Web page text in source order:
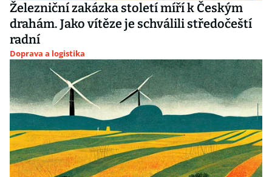
Železniční zakázka století míří k Českým
drahám. Jako vítěze je schválili středočeští
radní
Doprava a logistika